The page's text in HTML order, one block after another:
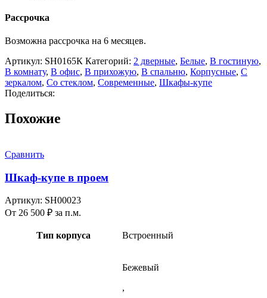
Рассрочка
Возможна рассрочка на 6 месяцев.
Артикул: SH0165К Категорий: 2 дверные, Белые, В гостиную,
В комнату, В офис, В прихожую, В спальню, Корпусные, С
зеркалом, Со стеклом, Современные, Шкафы-купе
Поделиться:
Похожие
Сравнить
Шкаф-купе в проем
Артикул: SH00023
От 26 500 ₽ за п.м.
Тип корпуса Встроенный
Бежевый
,